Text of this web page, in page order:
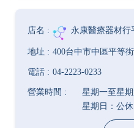
永康醫療器材行
400台中市中區平等
04-2223-0233
星期一至星
星期日：公休